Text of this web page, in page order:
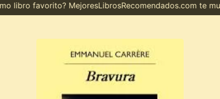
favorito? MejoresLibrosRecomendados.com te